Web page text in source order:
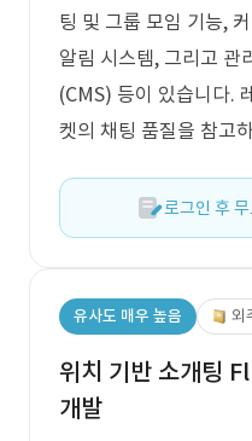
팅 및 그룹 모임 기능,
알림 시스템, 그리고 관
(CMS) 등이 있습니다.
켓의 채팅 품질을 참고
로그인 후
유사도 매우 높음 외
위치 기반 소개
개발